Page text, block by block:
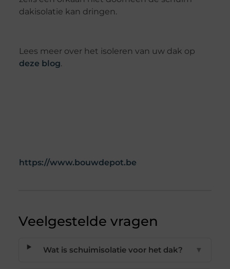
dakisolatie kan dringen.
Lees meer over het isoleren van uw dak op
deze blog.
https://www.bouwdepot.be
Veelgestelde vragen
Wat is schuimisolatie voor het dak? ▼